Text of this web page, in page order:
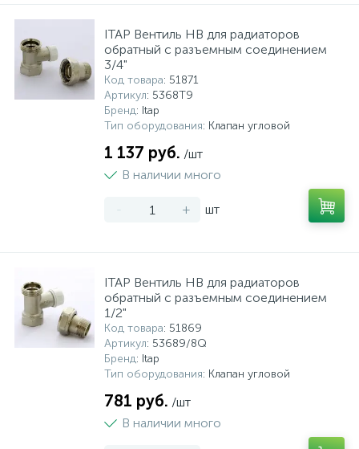
ITAP Вентиль НВ для радиаторов
обратный с разъемным соединением
3/4"
Код товара: 51871
Артикул: 5368T9
Бренд: Itap
Тип оборудования: Клапан угловой
1 137 руб. /шт
В наличии много
- + шт
ITAP Вентиль НВ для радиаторов
обратный с разъемным соединением
1/2"
Код товара: 51869
Артикул: 53689/8Q
Бренд: Itap
Тип оборудования: Клапан угловой
781 руб. /шт
В наличии много